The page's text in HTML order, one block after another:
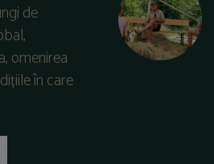
de
omenirea
în care